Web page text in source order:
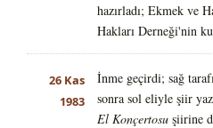
hazırladı; Ekmek ve
Hakları Derneği'nin
26 Kas
1983
İnme geçirdi; sağ
sonra sol eliyle şiir
El Konçertosu şiirine